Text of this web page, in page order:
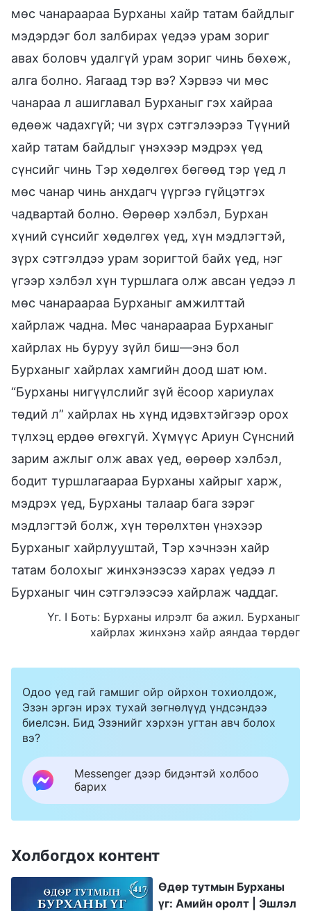
мөс чанараараа Бурханы хайр татам байдлыг
мэдэрдэг бол залбирах үедээ урам зориг
авах боловч удалгүй урам зориг чинь бөхөж,
алга болно. Яагаад тэр вэ? Хэрвээ чи мөс
чанараа л ашиглавал Бурханыг гэх хайраа
өдөөж чадахгүй; чи зүрх сэтгэлээрээ Түүний
хайр татам байдлыг үнэхээр мэдрэх үед
сүнсийг чинь Тэр хөдөлгөх бөгөөд тэр үед л
мөс чанар чинь анхдагч үүргээ гүйцэтгэх
чадвартай болно. Өөрөөр хэлбэл, Бурхан
хүний сүнсийг хөдөлгөх үед, хүн мэдлэгтэй,
зүрх сэтгэлдээ урам зоригтой байх үед, нэг
үгээр хэлбэл хүн туршлага олж авсан үедээ л
мөс чанараараа Бурханыг амжилттай
хайрлаж чадна. Мөс чанараараа Бурханыг
хайрлах нь буруу зүйл биш—энэ бол
Бурханыг хайрлах хамгийн доод шат юм.
“Бурханы нигүүлслийг зүй ёсоор хариулах
төдий л” хайрлах нь хүнд идэвхтэйгээр орох
түлхэц ердөө өгөхгүй. Хүмүүс Ариун Сүнсний
зарим ажлыг олж авах үед, өөрөөр хэлбэл,
бодит туршлагаараа Бурханы хайрыг харж,
мэдрэх үед, Бурханы талаар бага зэрэг
мэдлэгтэй болж, хүн төрөлхтөн үнэхээр
Бурханыг хайрлууштай, Тэр хэчнээн хайр
татам болохыг жинхэнээсээ харах үедээ л
Бурханыг чин сэтгэлээсээ хайрлаж чаддаг.
Үг. I Боть: Бурханы илрэлт ба ажил. Бурханыг
хайрлах жинхэнэ хайр аяндаа төрдөг
Одоо үед гай гамшиг ойр ойрхон тохиолдож,
Эзэн эргэн ирэх тухай зөгнөлүүд үндсэндээ
биелсэн. Бид Эзэнийг хэрхэн угтан авч болох
вэ?
Messenger дээр бидэнтэй холбоо
барих
Холбогдох контент
Өдөр тутмын Бурханы
үг: Амийн оролт | Эшлэл